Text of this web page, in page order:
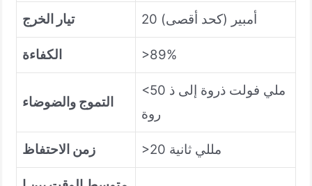
تيار الخرج 20 أمبير (كحد أقصى)
الكفاءة >89%
التموج والضوضاء
<50 ملي فولت ذروة إلى ذ
روة
زمن الاحتفاظ >20 مللي ثانية